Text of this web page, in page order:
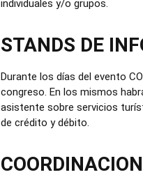
individuales y/o grupos.
STANDS DE
Durante los días del evento
congreso. En los mismos
asistente sobre servicios
de crédito y débito.